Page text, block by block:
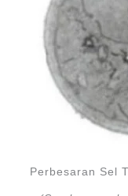
Perbesaran Sel